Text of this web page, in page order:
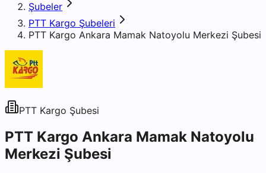
Şubeler
PTT Kargo Şubeleri
PTT Kargo Ankara Mamak Natoyolu Merkezi Şubesi
PTT Kargo Şubesi
PTT Kargo Ankara Mamak Natoyolu
Merkezi Şubesi